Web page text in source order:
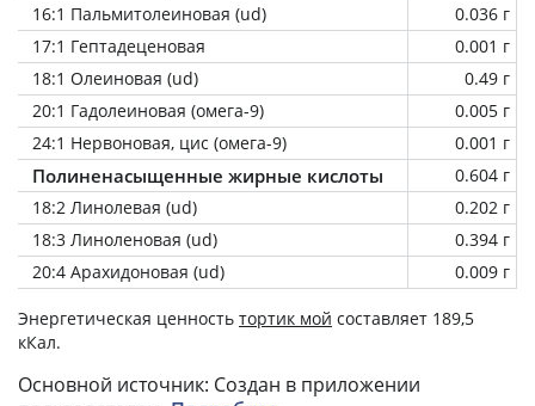
16:1 Пальмитолеиновая (ud)
0.036 г
17:1 Гептадеценовая
0.001 г
18:1 Олеиновая (ud)
0.49 г
20:1 Гадолеиновая (омега-9)
0.005 г
24:1 Нервоновая, цис (омега-9)
0.001 г
Полиненасыщенные жирные кислоты
0.604 г
18:2 Линолевая (ud)
0.202 г
18:3 Линоленовая (ud)
0.394 г
20:4 Арахидоновая (ud)
0.009 г
Энергетическая ценность тортик мой составляет 189,5
кКал.
Основной источник: Создан в приложении